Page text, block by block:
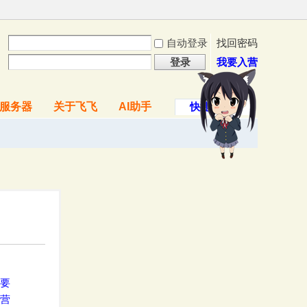
自动登录
找回密码
登录
我要入营
快捷导航
务器 关于飞飞 AI助手